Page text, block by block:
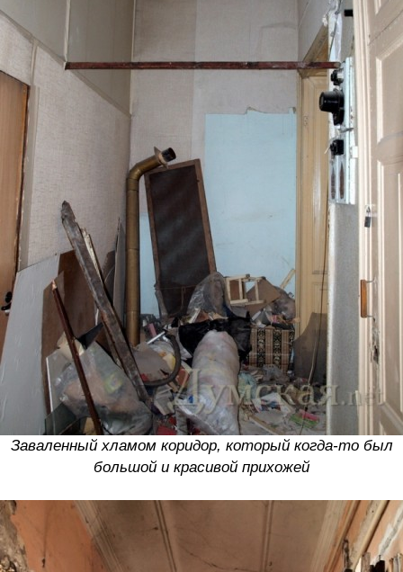
Заваленный хламом коридор, который когда-то был
большой и красивой прихожей